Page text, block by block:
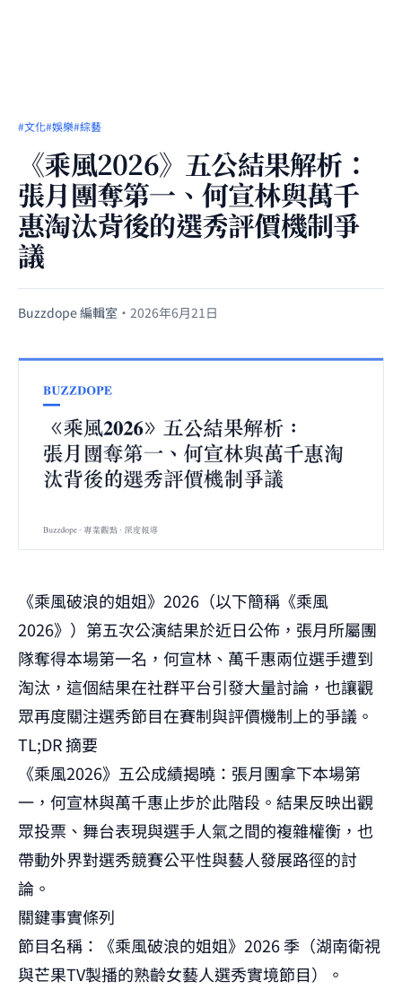
#文化#娛樂#綜藝
《乘風2026》五公結果解析：
張月團奪第一、何宣林與萬千
惠淘汰背後的選秀評價機制爭
議
Buzzdope 編輯室 · 2026年6月21日
《乘風破浪的姐姐》2026（以下簡稱《乘風
2026》）第五次公演結果於近日公佈，張月所屬團
隊奪得本場第一名，何宣林、萬千惠兩位選手遭到
淘汰，這個結果在社群平台引發大量討論，也讓觀
眾再度關注選秀節目在賽制與評價機制上的爭議。
TL;DR 摘要
《乘風2026》五公成績揭曉：張月團拿下本場第
一，何宣林與萬千惠止步於此階段。結果反映出觀
眾投票、舞台表現與選手人氣之間的複雜權衡，也
帶動外界對選秀競賽公平性與藝人發展路徑的討
論。
關鍵事實條列
節目名稱：《乘風破浪的姐姐》2026 季（湖南衛視
與芒果TV製播的熟齡女藝人選秀實境節目）。